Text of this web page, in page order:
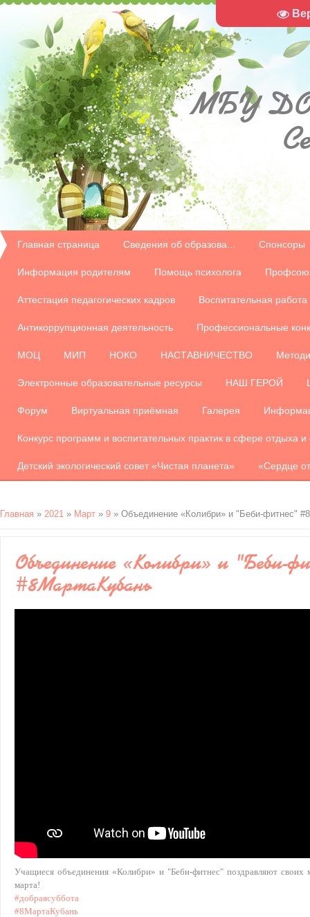
МБУ
Главная страница Сведения об образова... Спонсоры
Информация родителям Помощь психолога
Аттестация педагогических кадров Воспитательная работа
Антикоррупционная деятельность Профессиональные
МОЦ МИП НОКО НАСТАВНИЧЕСТВО
Электронные образовательные ресурсы НАШ ГЕРОЙ
Форум Виртуальная приёмная Галерея
Конкурс программ и воспитательных практик в сфере отдыха
Детский экологический совет «Чистая планета» «Сердце
Главная » 2021 » Март » 9 » Объединение «Колибри» и "Беби-фитнес"
Объединение «Колибри» и "Беби-
#8МартаКубань
Учащиеся объединения «Колибри» и "Беби-фитнес" поздравляют
марта!
#добраясуббота
#8МартаКубань